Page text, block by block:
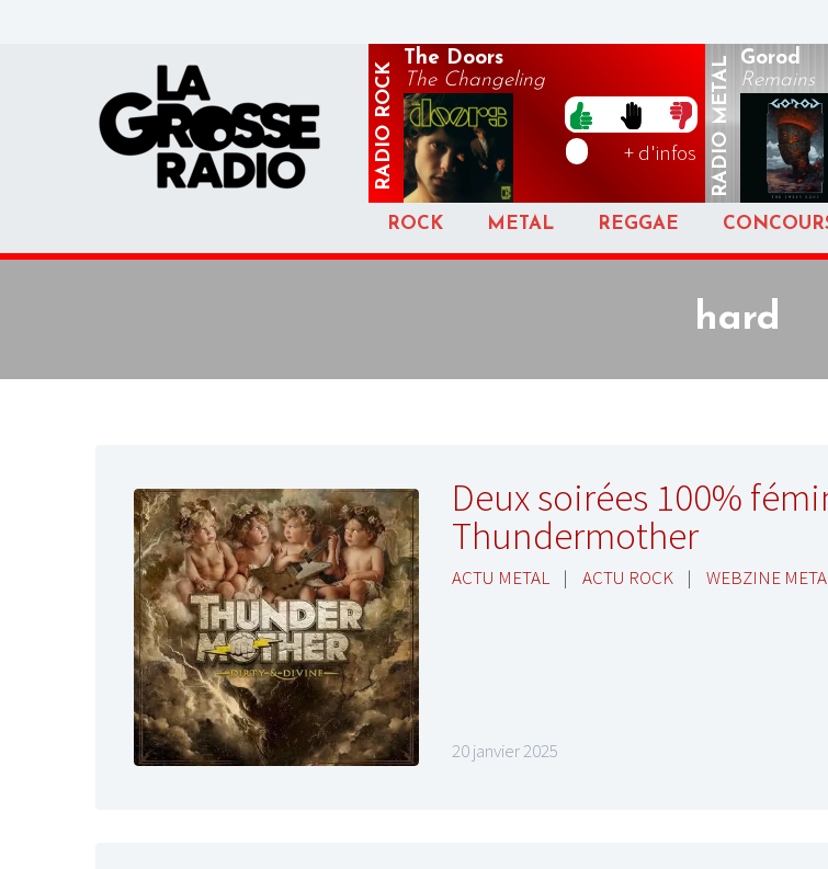
RADIO
ROCK
The Doors
The Changeling
+ d'infos RADIO
METAL Gorod
Remains
ROCK METAL REGGAE
hard
Deux soirées 100%
Thundermother
ACTU METAL | ACTU ROCK | WEBZINE
20 janvier 2025